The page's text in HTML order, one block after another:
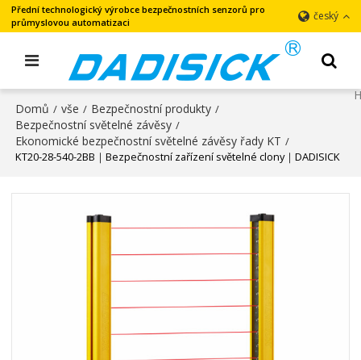
Přední technologický výrobce bezpečnostních senzorů pro
průmyslovou automatizaci
český
Domů / vše / Bezpečnostní produkty /
Bezpečnostní světelné závěsy /
Ekonomické bezpečnostní světelné závěsy řady KT /
KT20-28-540-2BB｜Bezpečnostní zařízení světelné clony｜DADISICK